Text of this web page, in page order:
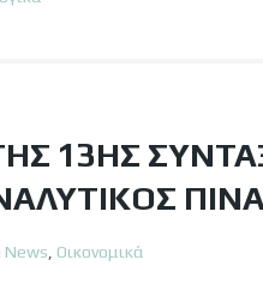
13ΗΣ
News Οικονομικά